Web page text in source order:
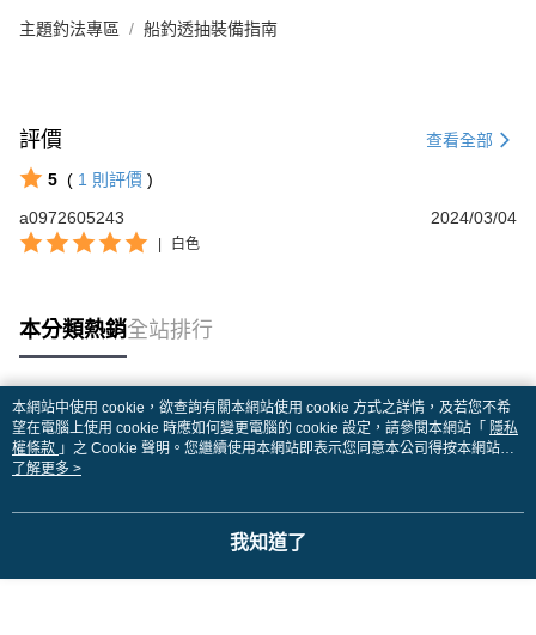
主題釣法專區 船釣透抽裝備指南
評價 查看全部
5 ( 1 則評價 )
a0972605243
2024/03/04
| 白色
本分類熱銷全站排行
熱門標籤
本網站中使用 cookie，欲查詢有關本網站使用 cookie 方式之詳情，及若您不希
望在電腦上使用 cookie 時應如何變更電腦的 cookie 設定，請參閱本網站「 隱私
權條款 」之 Cookie 聲明。您繼續使用本網站即表示您同意本公司得按本網站使
用條款之 Cookie 聲明使用 cookie。
了解更多 >
我知道了